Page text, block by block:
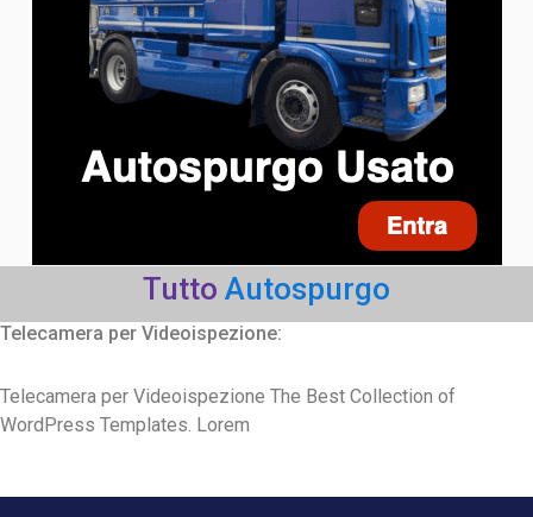
Tutto Autospurgo
Telecamera per Videoispezione:
Telecamera per Videoispezione The Best Collection of
WordPress Templates. Lorem